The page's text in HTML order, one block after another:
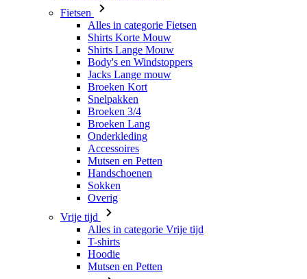
Fietsen
Alles in categorie Fietsen
Shirts Korte Mouw
Shirts Lange Mouw
Body's en Windstoppers
Jacks Lange mouw
Broeken Kort
Snelpakken
Broeken 3/4
Broeken Lang
Onderkleding
Accessoires
Mutsen en Petten
Handschoenen
Sokken
Overig
Vrije tijd
Alles in categorie Vrije tijd
T-shirts
Hoodie
Mutsen en Petten